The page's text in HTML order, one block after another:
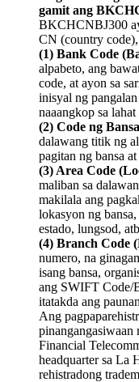
gamit ang
BKCHCNBJ300
CN (country
(1) Bank Code
alpabeto, ang
code, at ayon sa
inisyal ng
naaangkop sa
(2) Code ng
dalawang titik ng
pagitan ng bansa
(3) Area Code
maliban sa
makilala ang
lokasyon ng
estado, lungsod,
(4) Branch Code
numero, na
isang bansa,
ang SWIFT Code/
itatakda ang
Ang
Financial
headquarter sa La
rehistradong